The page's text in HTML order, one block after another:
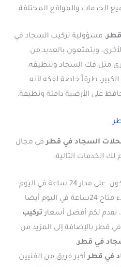
الخدمات والمواقع المختلفة.
، مسؤولية تركيب السجاد في
ويتمتعون بالعديد من
مثل فك السجاد وتنظيفه.
طرقاً خاصة لفكه لأنه
على الأرضية دافئة ونظيفة.
السجاد في قطرفي مجال
لك الخدمات التالية:
يكون على مدار 24 ساعة في اليوم
اليوم أيضا
نقدم لكم أفضل أسعار تركيب
قطر بالإضافة إلى المزيد من
في قطر.
في قطرأكبر فريق من الفنيين